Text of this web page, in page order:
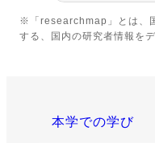
※「researchmap」とは、
する、国内の研究者情報を
本学での学び